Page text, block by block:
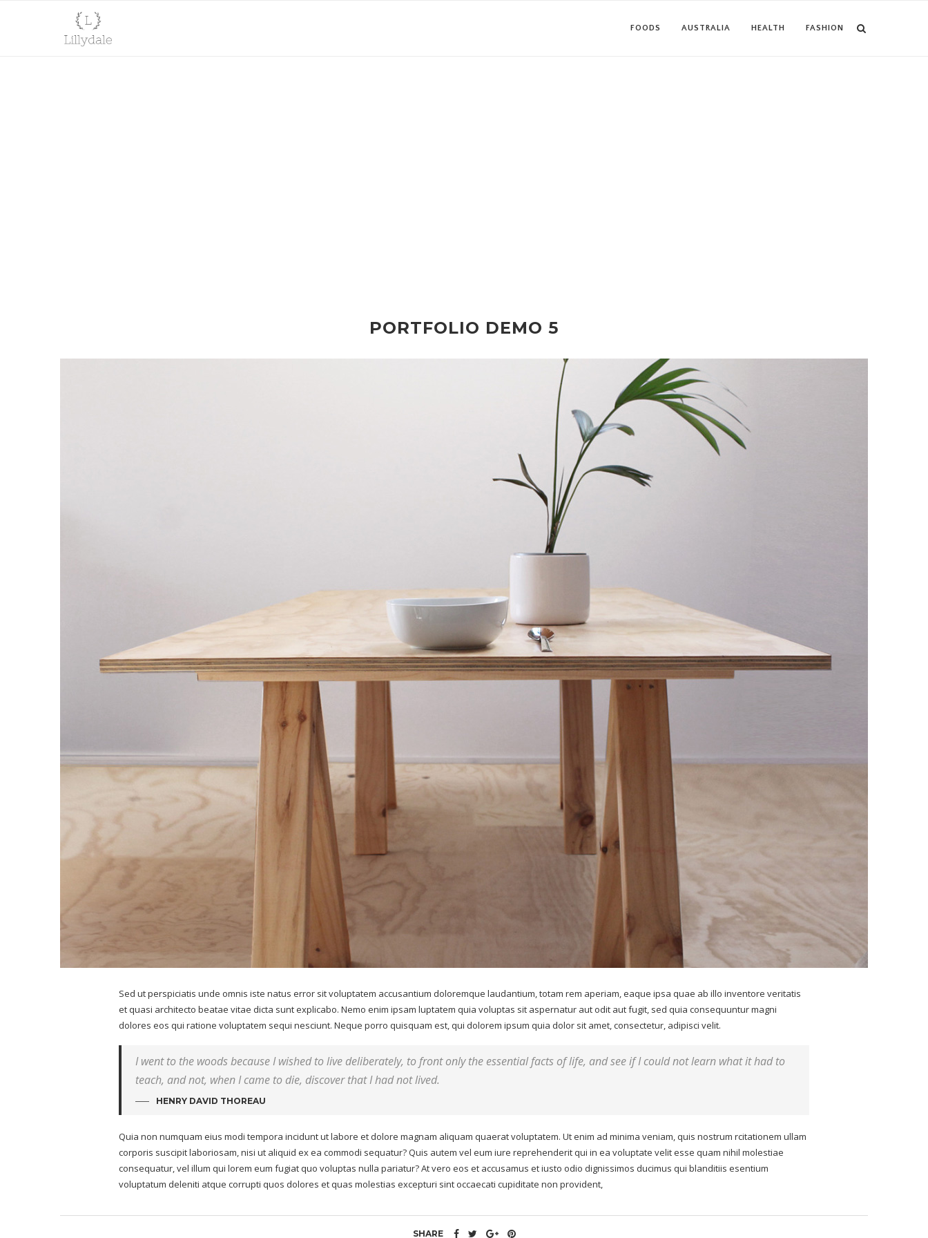
FOODS AUSTRALIA HEALTH FASHION
PORTFOLIO DEMO 5
Sed ut perspiciatis unde omnis iste natus error sit voluptatem accusantium doloremque laudantium, totam rem aperiam, eaque ipsa quae ab illo inventore veritatis
et quasi architecto beatae vitae dicta sunt explicabo. Nemo enim ipsam luptatem quia voluptas sit aspernatur aut odit aut fugit, sed quia consequuntur magni
dolores eos qui ratione voluptatem sequi nesciunt. Neque porro quisquam est, qui dolorem ipsum quia dolor sit amet, consectetur, adipisci velit.
I went to the woods because I wished to live deliberately, to front only the essential facts of life, and see if I could not learn what it had to
teach, and not, when I came to die, discover that I had not lived.
HENRY DAVID THOREAU
Quia non numquam eius modi tempora incidunt ut labore et dolore magnam aliquam quaerat voluptatem. Ut enim ad minima veniam, quis nostrum rcitationem ullam
corporis suscipit laboriosam, nisi ut aliquid ex ea commodi sequatur? Quis autem vel eum iure reprehenderit qui in ea voluptate velit esse quam nihil molestiae
consequatur, vel illum qui lorem eum fugiat quo voluptas nulla pariatur? At vero eos et accusamus et iusto odio dignissimos ducimus qui blanditiis esentium
voluptatum deleniti atque corrupti quos dolores et quas molestias excepturi sint occaecati cupiditate non provident,
SHARE